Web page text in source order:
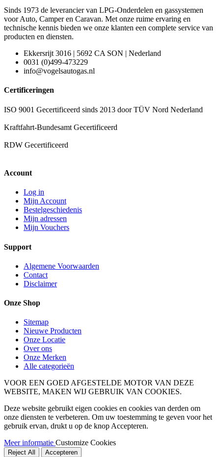
Sinds 1973 de leverancier van LPG-Onderdelen en gassystemen
voor Auto, Camper en Caravan. Met onze ruime ervaring en
technische kennis bieden we onze klanten een complete service van
producten en diensten.
Ekkersrijt 3016 | 5692 CA SON | Nederland
0031 (0)499-473229
info@vogelsautogas.nl
Certificeringen
ISO 9001 Gecertificeerd sinds 2013 door TÜV Nord Nederland
Kraftfahrt-Bundesamt Gecertificeerd
RDW Gecertificeerd
Account
Log in
Mijn Account
Bestelgeschiedenis
Mijn adressen
Mijn Vouchers
Support
Algemene Voorwaarden
Contact
Disclaimer
Onze Shop
Sitemap
Nieuwe Producten
Onze Locatie
Over ons
Onze Merken
Alle categorieën
VOOR EEN GOED AFGESTELDE MOTOR VAN DEZE
WEBSITE, MAKEN WIJ GEBRUIK VAN COOKIES.
Deze website gebruikt eigen cookies en cookies van derden om
onze diensten te verbeteren. Om uw toestemming te geven voor het
gebruik ervan, drukt u op de knop Accepteren.
Meer informatie Customize Cookies
Reject All Accepteren